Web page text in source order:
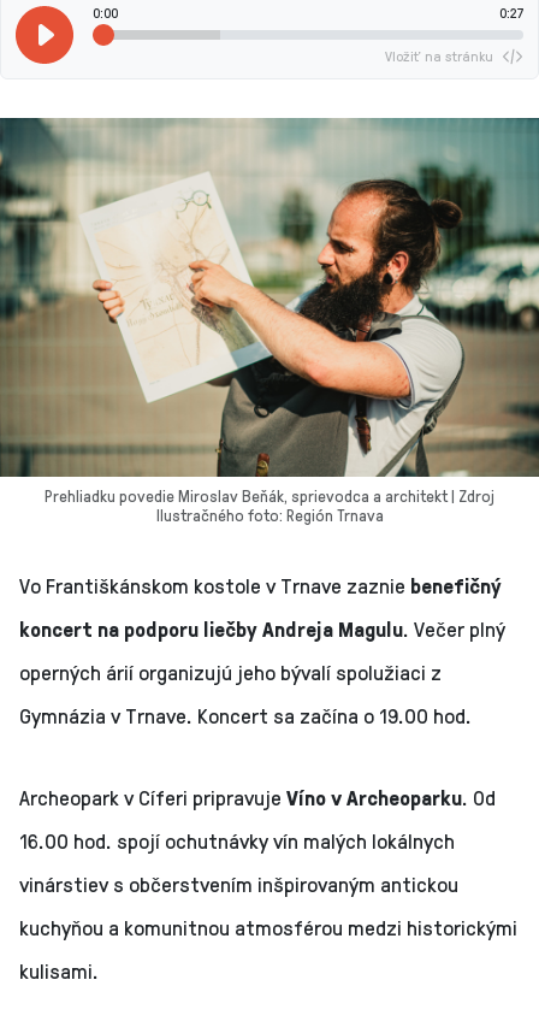
0:00 0:27
Vložiť na stránku
Prehliadku povedie Miroslav Beňák, sprievodca a architekt | Zdroj
Ilustračného foto: Región Trnava
Vo Františkánskom kostole v Trnave zaznie benefičný
koncert na podporu liečby Andreja Magulu. Večer plný
operných árií organizujú jeho bývalí spolužiaci z
Gymnázia v Trnave. Koncert sa začína o 19.00 hod.
Archeopark v Cíferi pripravuje Víno v Archeoparku. Od
16.00 hod. spojí ochutnávky vín malých lokálnych
vinárstiev s občerstvením inšpirovaným antickou
kuchyňou a komunitnou atmosférou medzi historickými
kulisami.